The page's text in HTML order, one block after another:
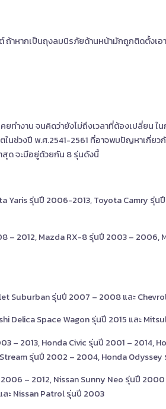
าหากเป็นถุงลมนิรภัยด้านหน้ามักถูกติดตั้งเ
ทำงาน จนคิดว่ายังไม่ถึงเวลาที่ต้องเปลี่ย
ช่วงปี พ.ศ.2541-2561 ที่อาจพบปัญหาเกี่
สุด จะมีอยู่ด้วยกัน 8 รุ่นดังนี้
รุ่นปี 2006-2013, Toyota Camry รุ่
2012, Mazda RX-8 รุ่นปี 2003 –
Suburban รุ่นปี 2007 – 2008 และ
Space Wagon รุ่นปี 2015 และ
2013, Honda Civic รุ่นปี 2001 – 2014,
รุ่นปี 2002 – 2004, Honda
– 2012, Nissan Sunny Neo รุ่นปี
ะ Nissan Patrol รุ่นปี 2003